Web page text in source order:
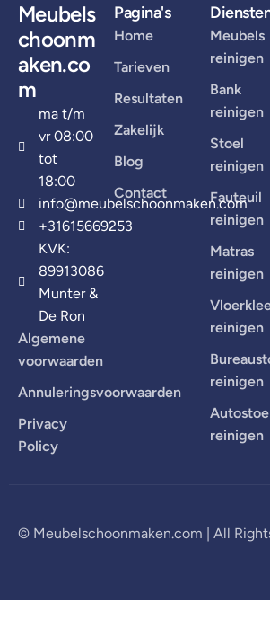
Meubels
choonm
aken.co
m
ma t/m
vr 08:00
tot
18:00
info@meubelschoonmaken.com
+31615669253
KVK:
89913086
Munter &
De Ron
Algemene
voorwaarden
Annuleringsvoorwaarden
Privacy
Policy
Pagina's
Home
Tarieven
Resultaten
Zakelijk
Blog
Contact
Meubels
reinigen
Bank
reinigen
Stoel
reinigen
Fauteuil
reinigen
Matras
reinigen
reinigen
reinigen
reinigen
© Meubelschoonmaken.com | All